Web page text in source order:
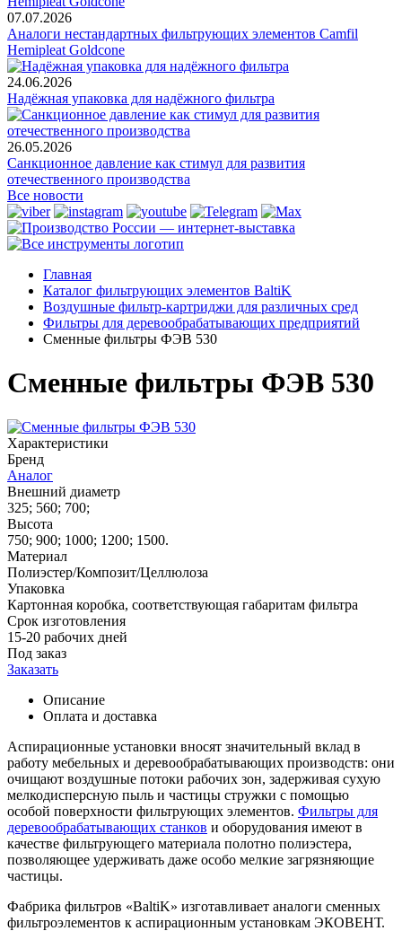
07.07.2026
Аналоги нестандартных фильтрующих элементов Camfil
Hemipleat Goldcone
24.06.2026
Надёжная упаковка для надёжного фильтра
26.05.2026
Санкционное давление как стимул для развития
отечественного производства
Все новости
Главная
Каталог фильтрующих элементов BaltiK
Воздушные фильтр-картриджи для различных сред
Фильтры для деревообрабатывающих предприятий
Сменные фильтры ФЭВ 530
Сменные фильтры ФЭВ 530
Характеристики
Бренд
Аналог
Внешний диаметр
325; 560; 700;
Высота
750; 900; 1000; 1200; 1500.
Материал
Полиэстер/Композит/Целлюлоза
Упаковка
Картонная коробка, соответствующая габаритам фильтра
Срок изготовления
15-20 рабочих дней
Под заказ
Заказать
Описание
Оплата и доставка
Аспирационные установки вносят значительный вклад в
работу мебельных и деревообрабатывающих производств: они
очищают воздушные потоки рабочих зон, задерживая сухую
мелкодисперсную пыль и частицы стружки с помощью
особой поверхности фильтрующих элементов. Фильтры для
деревообрабатывающих станков и оборудования имеют в
качестве фильтрующего материала полотно полиэстера,
позволяющее удерживать даже особо мелкие загрязняющие
частицы.
Фабрика фильтров «BaltiK» изготавливает аналоги сменных
фильтроэлементов к аспирационным установкам ЭКОВЕНТ.